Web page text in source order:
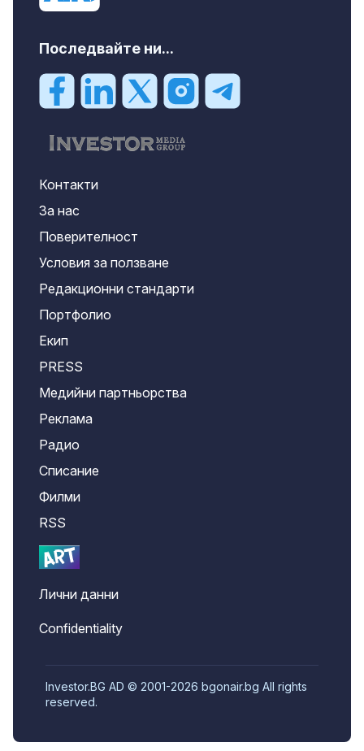
Последвайте ни...
Контакти
За нас
Поверителност
Условия за ползване
Редакционни стандарти
Портфолио
Екип
PRESS
Медийни партньорства
Реклама
Радио
Списание
Филми
RSS
Лични данни
Confidentiality
Investor.BG AD © 2001-2026 bgonair.bg All rights
reserved.